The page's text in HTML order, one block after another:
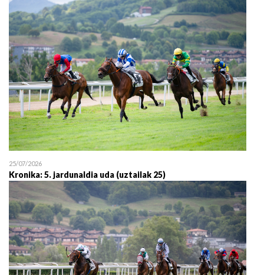
25/07/2026
Kronika: 5. jardunaldia uda (uztailak 25)